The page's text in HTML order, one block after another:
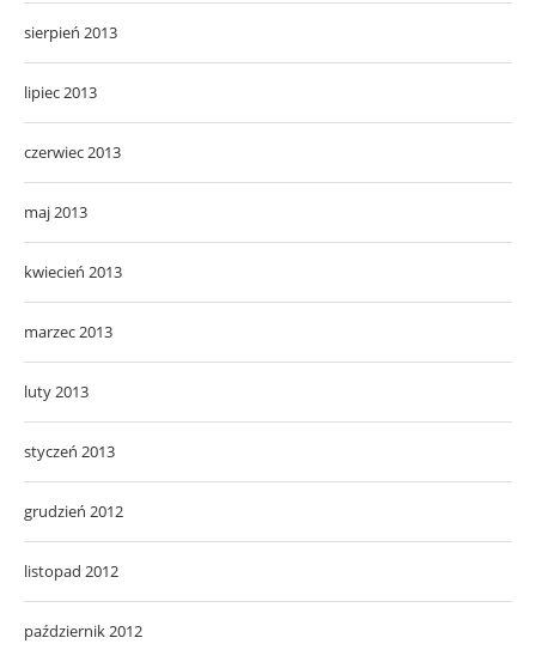
sierpień 2013
lipiec 2013
czerwiec 2013
maj 2013
kwiecień 2013
marzec 2013
luty 2013
styczeń 2013
grudzień 2012
listopad 2012
październik 2012